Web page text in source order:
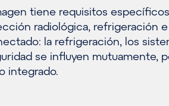
tiene requisitos
radiológica, refrigeración e
la refrigeración, los
se influyen mutuamente,
integrado.